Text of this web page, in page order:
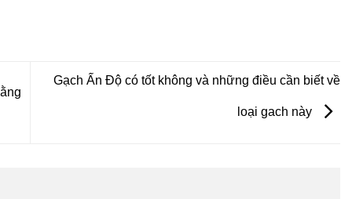
Gạch Ấn Độ có tốt không và những điều cần biết về
loại gach này